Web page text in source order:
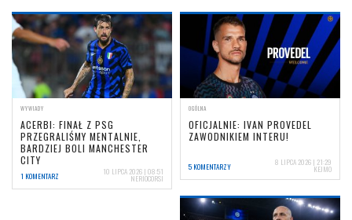
WYWIADY
ACERBI: FINAŁ Z PSG
PRZEGRALIŚMY MENTALNIE,
BARDZIEJ BOLI MANCHESTER
CITY
1 KOMENTARZ 10 LIPCA 2026 | 08:51
NERIOCORSI
OGÓLNA
OFICJALNIE: IVAN PROVEDEL
ZAWODNIKIEM INTERU!
5 KOMENTARZY 8 LIPCA 2026 | 21:29
KEJMO